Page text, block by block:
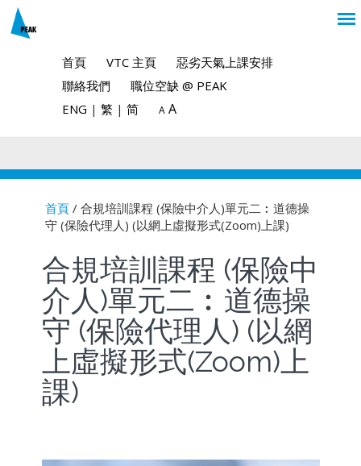
首頁 VTC 主頁
惡劣天氣上課安排
聯絡我們
職位空缺 @ PEAK
ENG | 繁 | 简 A A
You are here
首頁/ 合規培訓課程 (保險中介人)單元二︰道德操
守 (保險代理人) (以網上虛擬形式(Zoom)上課)
合規培訓課程 (保險中
介人)單元二︰道德操
守 (保險代理人) (以網
上虛擬形式(Zoom)上
課)